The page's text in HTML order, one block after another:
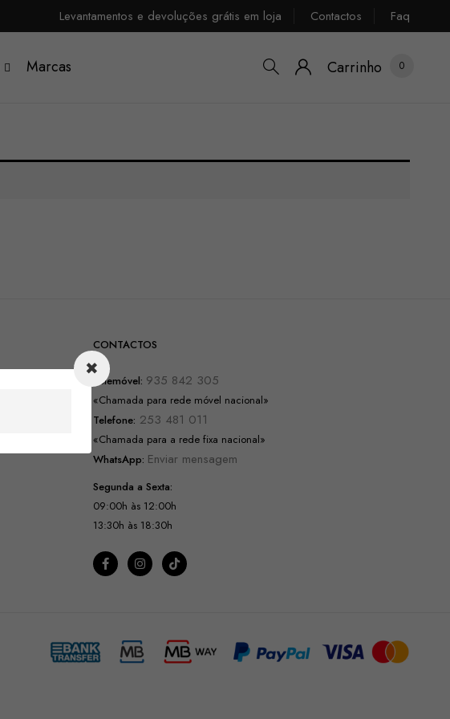
Levantamentos e devoluções grátis em loja Contactos Faq
Marcas Carrinho 0
CONTACTOS
Telemóvel: 935 842 305
«Chamada para rede móvel nacional»
Telefone: 253 481 011
«Chamada para a rede fixa nacional»
WhatsApp: Enviar mensagem
Segunda a Sexta:
09:00h às 12:00h
13:30h às 18:30h